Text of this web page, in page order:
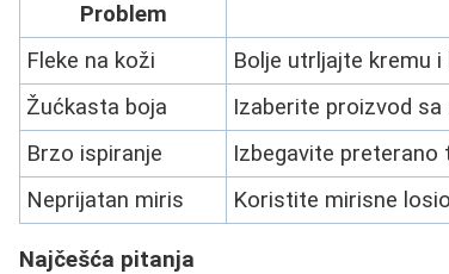
Problem
Fleke na koži
Bolje utrljajte kremu
Žućkasta boja
Izaberite proizvod
Brzo ispiranje
Izbegavite preterano
Neprijatan miris
Koristite mirisne
Najčešća pitanja